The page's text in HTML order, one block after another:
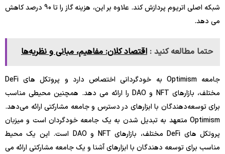
شبکه اصلی اتریوم پردازش کند. علاوه بر این، هزینه گاز را تا 90 درصد کاهش
می دهد.
حتما مطالعه کنید : اقتصاد کلان: مفاهیم، مبانی و نظریه‌ها
جامعه Optimism به خودگردانی اختصاص دارد و پروتکل های DeFi
مختلف، بازارهای NFT و DAO را ارائه می دهد. همچنین محیطی مناسب
برای توسعه‌دهندگان با ابزارهای در دسترس و جامعه مشارکتی ارائه می‌دهد.
Optimism متعهد به تبدیل شدن به یک جامعه خودگردان است و میزبان
پروتکل های DeFi مختلف، بازارهای NFT و DAO است. این یک محیط
مناسب برای توسعه دهندگان با ابزارهای آشنا و یک جامعه مشارکتی ارائه می